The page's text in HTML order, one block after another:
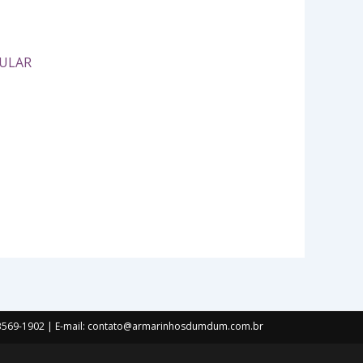
1902 | E-mail: contato@armarinhosdumdum.com.br